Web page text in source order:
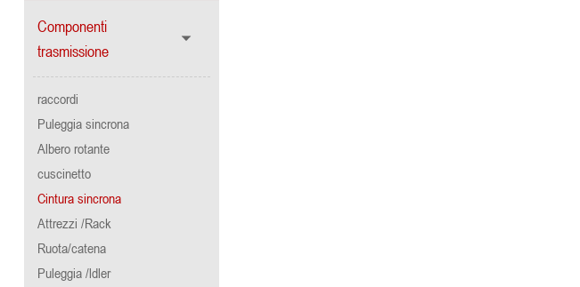
Componenti
trasmissione
raccordi
Puleggia sincrona
Albero rotante
cuscinetto
Cintura sincrona
Attrezzi /Rack
Ruota/catena
Puleggia /ldler